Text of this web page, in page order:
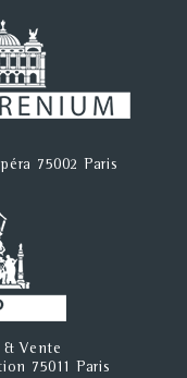
75002 Paris
& Vente
75011 Paris